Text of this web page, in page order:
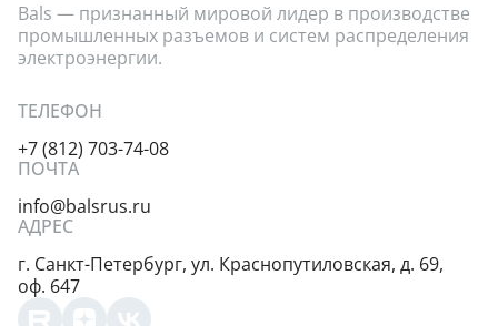
Bals — признанный мировой лидер в производстве
промышленных разъемов и систем распределения
электроэнергии.
ТЕЛЕФОН
+7 (812) 703-74-08
ПОЧТА
info@balsrus.ru
АДРЕС
г. Санкт-Петербург, ул. Краснопутиловская, д. 69,
оф. 647